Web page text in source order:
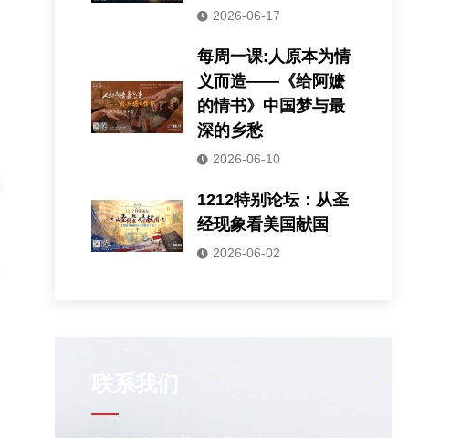
2026-06-17
每周一课:人原本为情
义而造——《给阿嬷
的情书》中国梦与最
深的乡愁
2026-06-10
1212特别论坛：从圣
经现象看美国献国
2026-06-02